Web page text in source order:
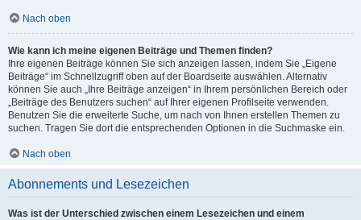
Nach oben
Wie kann ich meine eigenen Beiträge und Themen finden?
Ihre eigenen Beiträge können Sie sich anzeigen lassen, indem Sie „Eigene
Beiträge“ im Schnellzugriff oben auf der Boardseite auswählen. Alternativ
können Sie auch „Ihre Beiträge anzeigen“ in Ihrem persönlichen Bereich oder
„Beiträge des Benutzers suchen“ auf Ihrer eigenen Profilseite verwenden.
Benutzen Sie die erweiterte Suche, um nach von Ihnen erstellen Themen zu
suchen. Tragen Sie dort die entsprechenden Optionen in die Suchmaske ein.
Nach oben
Abonnements und Lesezeichen
Was ist der Unterschied zwischen einem Lesezeichen und einem